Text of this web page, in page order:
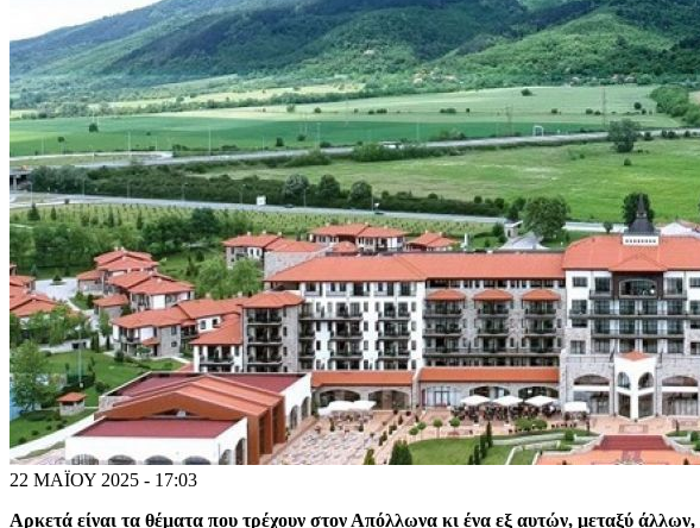
22 ΜΑΪΟΥ 2025 - 17:03
Αρκετά είναι τα θέματα που τρέχουν στον Απόλλωνα κι ένα εξ αυτών, μεταξύ